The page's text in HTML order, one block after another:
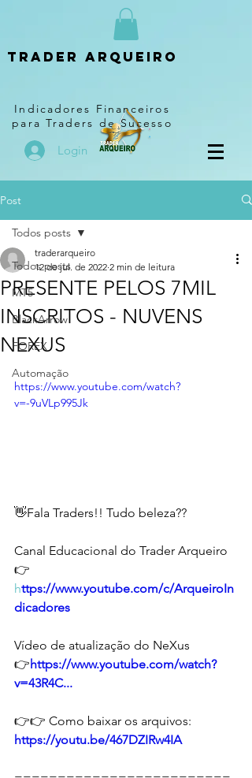
Trader arqueiro
Indicadores Financeiros
para Traders de Sucesso
Login
Post
Todos posts
MT5
BlackArrow
FOREX
Automação
Todos posts
PRESENTE PELOS 7MIL
INSCRITOS - NUVENS
NEXUS
traderarqueiro
12 de jul. de 2022 2 min de leitura
https://www.youtube.com/watch?
v=-9uVLp995Jk
👋Fala Traders!! Tudo beleza??
Canal Educacional do Trader Arqueiro
👉
https://www.youtube.com/c/ArqueiroIn
dicadores
Vídeo de atualização do NeXus
👉https://www.youtube.com/watch?
v=43R4C...
👉👉 Como baixar os arquivos:
https://youtu.be/467DZIRw4IA